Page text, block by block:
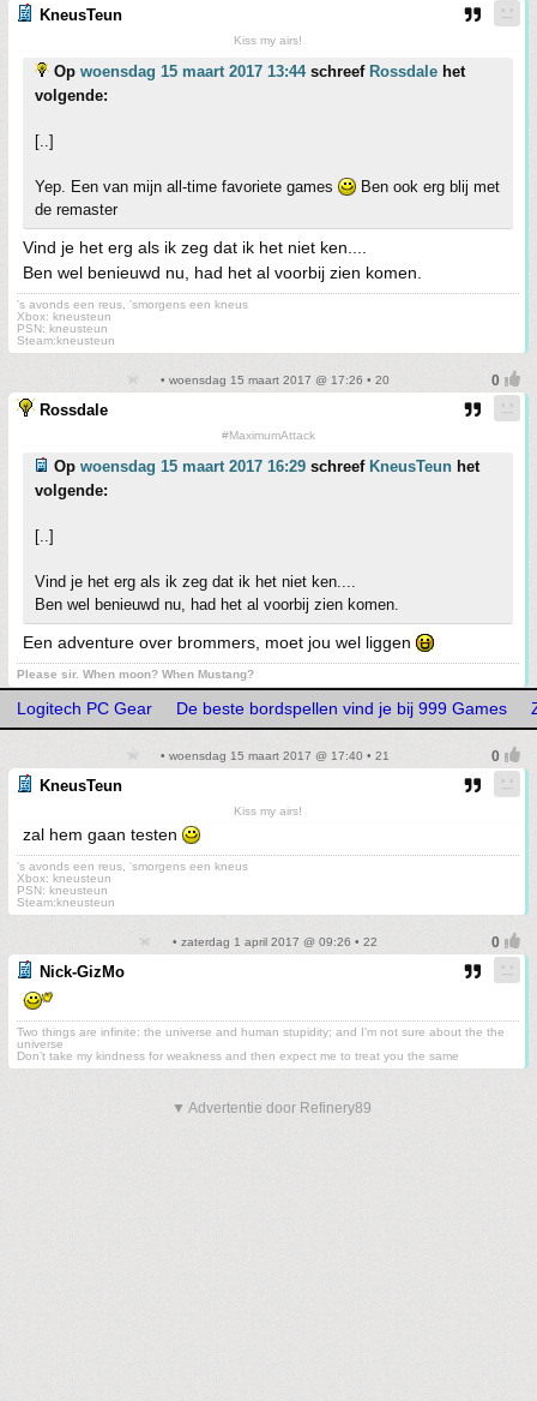
KneusTeun
Kiss my airs!
Op woensdag 15 maart 2017 13:44schreef Rossdale het
volgende:
[..]
Yep. Een van mijn all-time favoriete games
Ben ook erg blij met
de remaster
Vind je het erg als ik zeg dat ik het niet ken....
Ben wel benieuwd nu, had het al voorbij zien komen.
's avonds een reus, 'smorgens een kneus
Xbox: kneusteun
PSN: kneusteun
Steam:kneusteun
• woensdag 15 maart 2017 @ 17:26 • 20
Rossdale
#MaximumAttack
Op woensdag 15 maart 2017 16:29 schreef KneusTeun het
volgende:
[..]
Vind je het erg als ik zeg dat ik het niet ken....
Ben wel benieuwd nu, had het al voorbij zien komen.
Een adventure over brommers, moet jou wel liggen
Please sir. When moon? When Mustang?
Logitech PC Gear De beste bordspellen vind je bij 999 Games
• woensdag 15 maart 2017 @ 17:40 • 21
KneusTeun
Kiss my airs!
zal hem gaan testen
's avonds een reus, 'smorgens een kneus
Xbox: kneusteun
PSN: kneusteun
Steam:kneusteun
• zaterdag 1 april 2017 @ 09:26 • 22
Nick-GizMo
Two things are infinite: the universe and human stupidity; and I'm not sure about the the
universe
Don’t take my kindness for weakness and then expect me to treat you the same
▼ Advertentie door Refinery89